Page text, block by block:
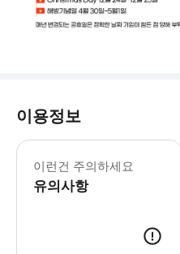
이용정보
이런건 주의하세요
유의사항